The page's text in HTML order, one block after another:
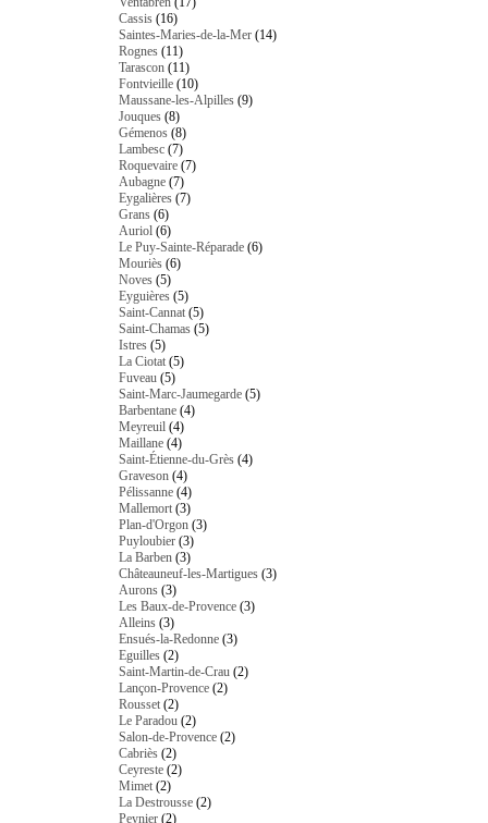
Cassis (16)
Saintes-Maries-de-la-Mer (14)
Rognes (11)
Tarascon (11)
Fontvieille (10)
Maussane-les-Alpilles (9)
Jouques (8)
Gémenos (8)
Lambesc (7)
Roquevaire (7)
Aubagne (7)
Eygalières (7)
Grans (6)
Auriol (6)
Le Puy-Sainte-Réparade (6)
Mouriès (6)
Noves (5)
Eyguières (5)
Saint-Cannat (5)
Saint-Chamas (5)
Istres (5)
La Ciotat (5)
Fuveau (5)
Saint-Marc-Jaumegarde (5)
Barbentane (4)
Meyreuil (4)
Maillane (4)
Saint-Étienne-du-Grès (4)
Graveson (4)
Pélissanne (4)
Mallemort (3)
Plan-d'Orgon (3)
Puyloubier (3)
La Barben (3)
Châteauneuf-les-Martigues (3)
Aurons (3)
Les Baux-de-Provence (3)
Alleins (3)
Ensués-la-Redonne (3)
Eguilles (2)
Saint-Martin-de-Crau (2)
Lançon-Provence (2)
Rousset (2)
Le Paradou (2)
Salon-de-Provence (2)
Cabriès (2)
Ceyreste (2)
Mimet (2)
La Destrousse (2)
Peynier (2)